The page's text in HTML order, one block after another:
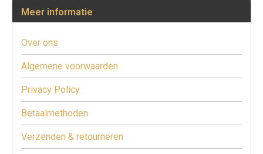
Meer informatie
Over ons
Algemene voorwaarden
Privacy Policy
Betaalmethoden
Verzenden & retourneren